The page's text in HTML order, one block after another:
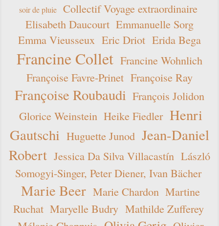
soir de pluie
Collectif Voyage extraordinaire
Elisabeth Daucourt Emmanuelle Sorg
Emma Vieusseux Eric Driot Erida Bega
Francine Collet Francine Wohnlich
Françoise Favre-Prinet Françoise Ray
Françoise Roubaudi François Jolidon
Glorice Weinstein Heike Fiedler Henri
Gautschi Huguette Junod Jean-Daniel
Robert Jessica Da Silva Villacastín László
Somogyi-Singer, Peter Diener, Ivan Bächer
Marie Beer Marie Chardon Martine
Ruchat Maryelle Budry Mathilde Zufferey